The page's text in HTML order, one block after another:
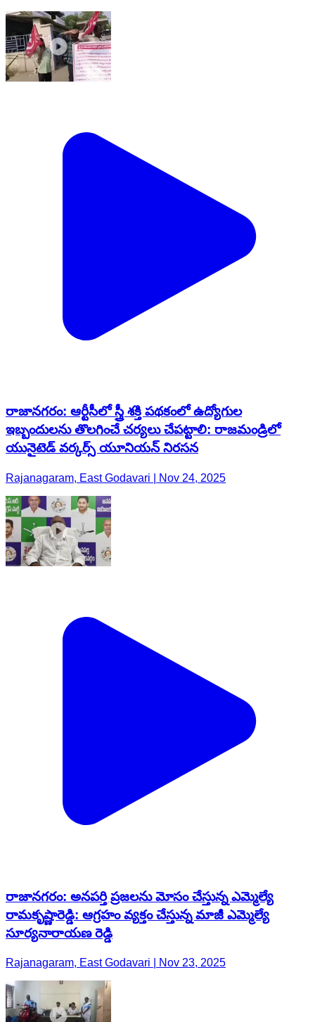
రాజానగరం: ఆర్టీసీలో స్త్రీ శక్తి పథకంలో ఉద్యోగుల
ఇబ్బందులను తొలగించే చర్యలు చేపట్టాలి: రాజమండ్రిలో
యునైటెడ్ వర్కర్స్ యూనియన్ నిరసన
Rajanagaram, East Godavari | Nov 24, 2025
రాజానగరం: అనపర్తి ప్రజలను మోసం చేస్తున్న ఎమ్మెల్యే
రామకృష్ణారెడ్డి: ఆగ్రహం వ్యక్తం చేస్తున్న మాజీ ఎమ్మెల్యే
సూర్యనారాయణ రెడ్డి
Rajanagaram, East Godavari | Nov 23, 2025